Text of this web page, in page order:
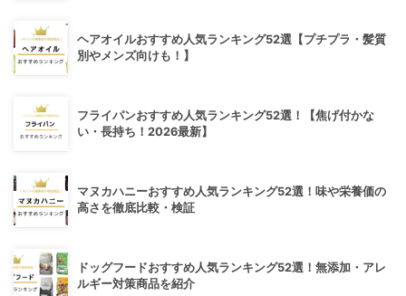
ヘアオイルおすすめ人気ランキング52選【プチプラ・髪質
別やメンズ向けも！】
フライパンおすすめ人気ランキング52選！【焦げ付かな
い・長持ち！2026最新】
マヌカハニーおすすめ人気ランキング52選！味や栄養価の
高さを徹底比較・検証
ドッグフードおすすめ人気ランキング52選！無添加・アレ
ルギー対策商品を紹介